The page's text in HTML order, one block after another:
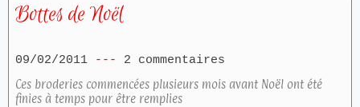
Bottes de Noël
09/02/2011
2 commentaires
Ces broderies commencées plusieurs mois avant Noël ont été
finies à temps pour être remplies